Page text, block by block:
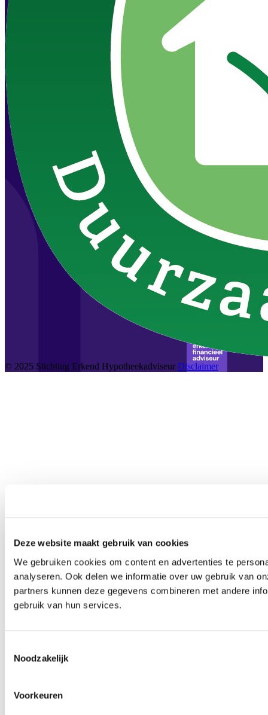
Deze website maakt gebruik van cookies
We gebruiken cookies om content en advertenties te
analyseren. Ook delen we informatie over uw gebruik van
partners kunnen deze gegevens combineren met andere
gebruik van hun services.
Noodzakelijk
Voorkeuren
© 2025 Stichting Erkend Hypotheekadviseur Disclaimer